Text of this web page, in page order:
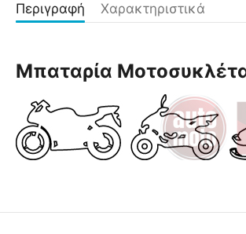
Περιγραφή Χαρακτηριστικά
Μπαταρία